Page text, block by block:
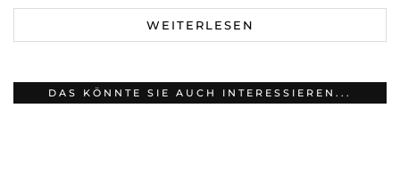
WEITERLESEN
DAS KÖNNTE SIE AUCH INTERESSIEREN...